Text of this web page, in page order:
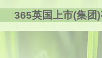
365英国上市(集